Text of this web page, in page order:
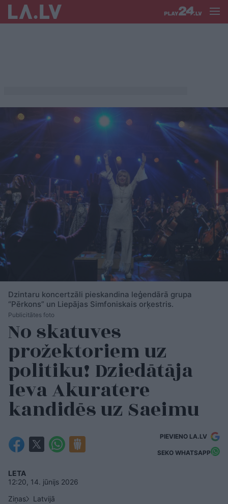
Dzintaru koncertzāli pieskandina leģendārā grupa
“Pērkons” un Liepājas Simfoniskais orķestris.
Publicitātes foto
No skatuves
prožektoriem uz
politiku! Dziedātāja
Ieva Akuratere
kandidēs uz Saeimu
PIEVIENO LA.LV
SEKO WHATSAPP
LETA
12:20, 14. jūnijs 2026
Ziņas
Latvijā